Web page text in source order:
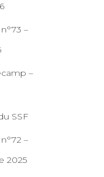
–
–
SSF
–
2025